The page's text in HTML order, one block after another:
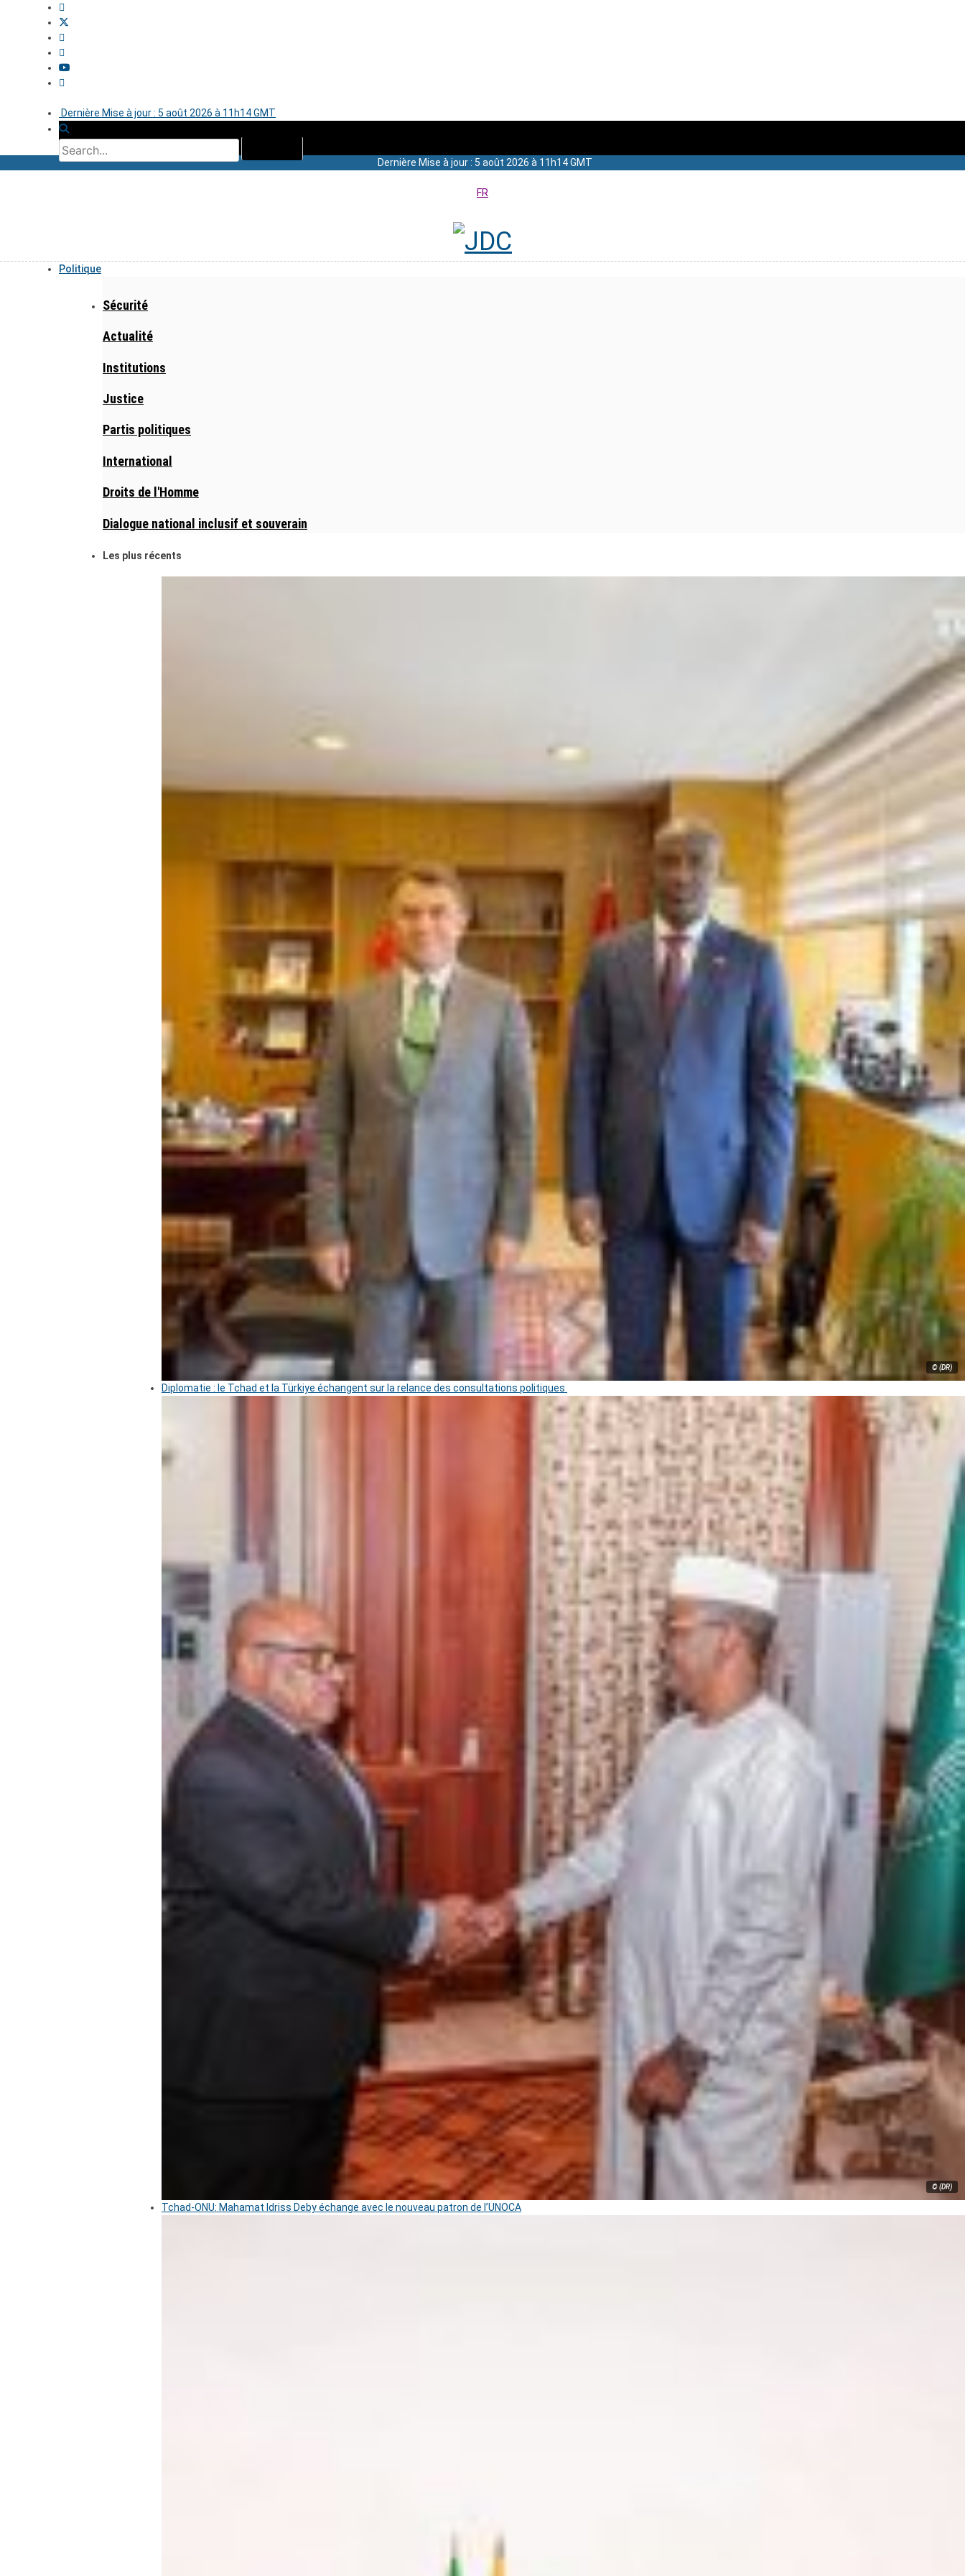
Dernière Mise à jour : 5 août 2026 à 11h14 GMT
Dernière Mise à jour : 5 août 2026 à 11h14 GMT
FR
Politique
Sécurité
Actualité
Institutions
Justice
Partis politiques
International
Droits de l'Homme
Dialogue national inclusif et souverain
Les plus récents
© (DR)
Diplomatie : le Tchad et la Türkiye échangent sur la relance des consultations politiques
© (DR)
Tchad-ONU: Mahamat Idriss Deby échange avec le nouveau patron de l’UNOCA